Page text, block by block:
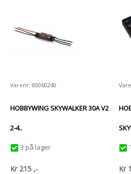
Varenr: 80060240
HOBBYWING SKYWALKER 30A V2
2-4..
3 på lager
Kr 215 ,- Kr